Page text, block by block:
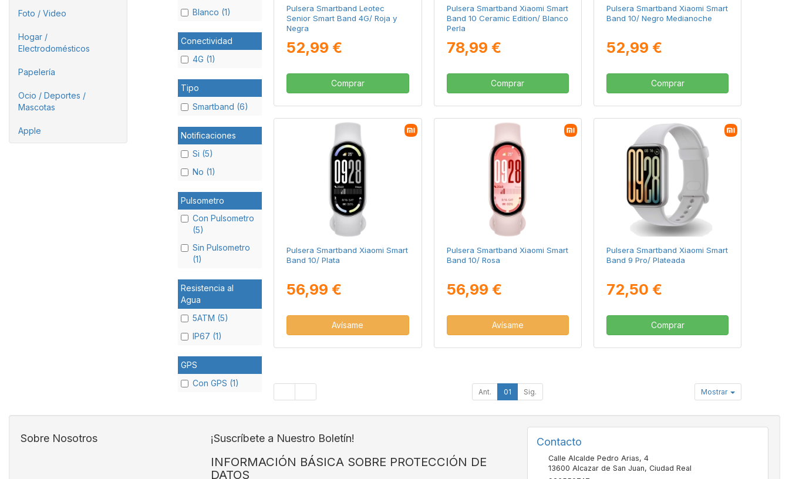
Foto / Video
Hogar /
Electrodomésticos
Papelería
Ocio / Deportes /
Mascotas
Apple
Blanco (1)
Conectividad
4G (1)
Tipo
Smartband (6)
Notificaciones
Si (5)
No (1)
Pulsometro
Con Pulsometro
(5)
Sin Pulsometro
(1)
Resistencia al
Agua
5ATM (5)
IP67 (1)
GPS
Con GPS (1)
Pulsera Smartband Leotec
Senior Smart Band 4G/ Roja y
Negra
52,99 €
Comprar
Pulsera Smartband Xiaomi Smart
Band 10 Ceramic Edition/ Blanco
Perla
78,99 €
Comprar
Pulsera Smartband Xiaomi Smart
Band 10/ Negro Medianoche
52,99 €
Comprar
Pulsera Smartband Xiaomi Smart
Band 10/ Plata
56,99 €
Avísame
Pulsera Smartband Xiaomi Smart
Band 10/ Rosa
56,99 €
Avísame
Pulsera Smartband Xiaomi Smart
Band 9 Pro/ Plateada
72,50 €
Comprar
Ant. 01 Sig. Mostrar
Sobre Nosotros ¡Suscríbete a Nuestro Boletín!
INFORMACIÓN BÁSICA SOBRE PROTECCIÓN DE
DATOS
Contacto
Calle Alcalde Pedro Arias, 4
13600 Alcazar de San Juan, Ciudad Real